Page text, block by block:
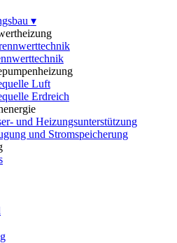
▾
Luft
Erdreich
und Heizungsunterstützung
und Stromspeicherung